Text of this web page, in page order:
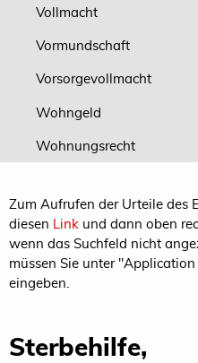
Vollmacht
Vormundschaft
Vorsorgevollmacht
Wohngeld
Wohnungsrecht
Zum Aufrufen der Urteile des
diesen Link und dann oben
wenn das Suchfeld nicht
müssen Sie unter
eingeben.
Sterbehilfe,